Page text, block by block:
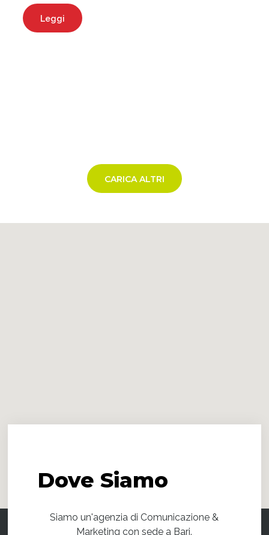
Leggi
CARICA ALTRI
DoveSiamo
Siamo un'agenzia di Comunicazione &
Marketing con sede a Bari.